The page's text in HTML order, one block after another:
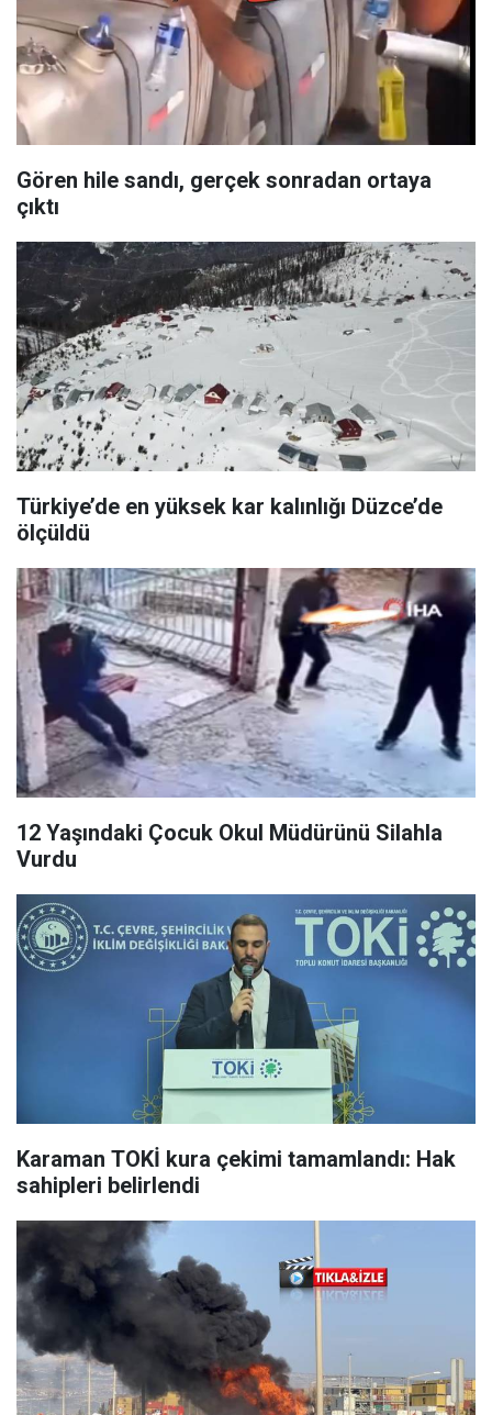
Gören hile sandı, gerçek sonradan ortaya
çıktı
Türkiye’de en yüksek kar kalınlığı Düzce’de
ölçüldü
12 Yaşındaki Çocuk Okul Müdürünü Silahla
Vurdu
Karaman TOKİ kura çekimi tamamlandı: Hak
sahipleri belirlendi